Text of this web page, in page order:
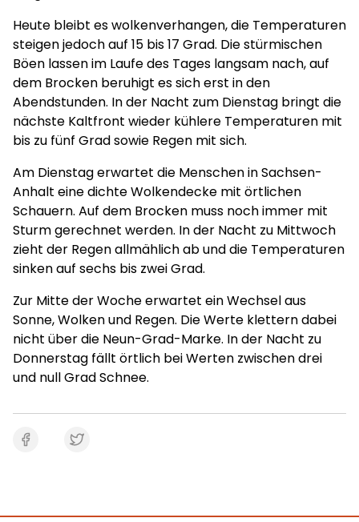
Heute bleibt es wolkenverhangen, die Temperaturen
steigen jedoch auf 15 bis 17 Grad. Die stürmischen
Böen lassen im Laufe des Tages langsam nach, auf
dem Brocken beruhigt es sich erst in den
Abendstunden. In der Nacht zum Dienstag bringt die
nächste Kaltfront wieder kühlere Temperaturen mit
bis zu fünf Grad sowie Regen mit sich.
Am Dienstag erwartet die Menschen in Sachsen-
Anhalt eine dichte Wolkendecke mit örtlichen
Schauern. Auf dem Brocken muss noch immer mit
Sturm gerechnet werden. In der Nacht zu Mittwoch
zieht der Regen allmählich ab und die Temperaturen
sinken auf sechs bis zwei Grad.
Zur Mitte der Woche erwartet ein Wechsel aus
Sonne, Wolken und Regen. Die Werte klettern dabei
nicht über die Neun-Grad-Marke. In der Nacht zu
Donnerstag fällt örtlich bei Werten zwischen drei
und null Grad Schnee.